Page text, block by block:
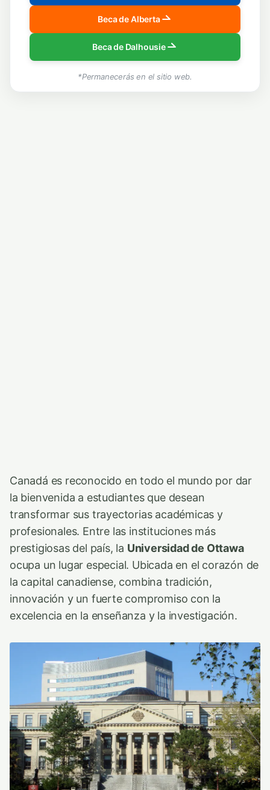
Beca de Alberta
Beca de Dalhousie
*Permanecerás en el sitio web.
Canadá es reconocido en todo el mundo por dar
la bienvenida a estudiantes que desean
transformar sus trayectorias académicas y
profesionales. Entre las instituciones más
prestigiosas del país, la Universidad de Ottawa
ocupa un lugar especial. Ubicada en el corazón de
la capital canadiense, combina tradición,
innovación y un fuerte compromiso con la
excelencia en la enseñanza y la investigación.